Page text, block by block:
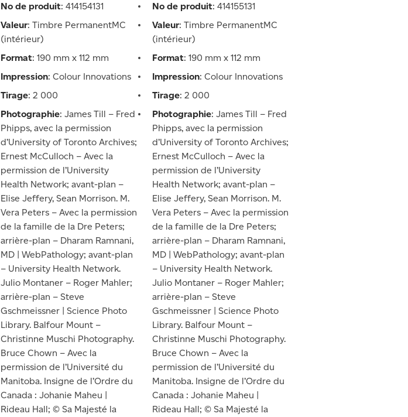
No de produit: 414154131
Valeur: Timbre PermanentMC
(intérieur)
Format: 190 mm x 112 mm
Impression: Colour Innovations
Tirage: 2 000
Photographie: James Till – Fred
Phipps, avec la permission
d’University of Toronto Archives;
Ernest McCulloch – Avec la
permission de l’University
Health Network; avant-plan –
Elise Jeffery, Sean Morrison. M.
Vera Peters – Avec la permission
de la famille de la Dre Peters;
arrière-plan – Dharam Ramnani,
MD | WebPathology; avant-plan
– University Health Network.
Julio Montaner – Roger Mahler;
arrière-plan – Steve
Gschmeissner | Science Photo
Library. Balfour Mount –
Christinne Muschi Photography.
Bruce Chown – Avec la
permission de l’Université du
Manitoba. Insigne de l’Ordre du
Canada : Johanie Maheu |
Rideau Hall; © Sa Majesté la
No de produit: 414155131
Valeur: Timbre PermanentMC
(intérieur)
Format: 190 mm x 112 mm
Impression: Colour Innovations
Tirage: 2 000
Photographie: James Till – Fred
Phipps, avec la permission
d’University of Toronto Archives;
Ernest McCulloch – Avec la
permission de l’University
Health Network; avant-plan –
Elise Jeffery, Sean Morrison. M.
Vera Peters – Avec la permission
de la famille de la Dre Peters;
arrière-plan – Dharam Ramnani,
MD | WebPathology; avant-plan
– University Health Network.
Julio Montaner – Roger Mahler;
arrière-plan – Steve
Gschmeissner | Science Photo
Library. Balfour Mount –
Christinne Muschi Photography.
Bruce Chown – Avec la
permission de l’Université du
Manitoba. Insigne de l’Ordre du
Canada : Johanie Maheu |
Rideau Hall; © Sa Majesté la